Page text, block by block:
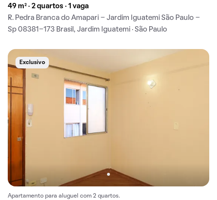
49 m² · 2 quartos · 1 vaga
R. Pedra Branca do Amapari - Jardim Iguatemi São Paulo -
Sp 08381-173 Brasil, Jardim Iguatemi · São Paulo
Exclusivo
Apartamento para aluguel com 2 quartos.